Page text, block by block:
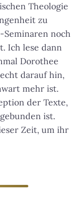
Theologie
zu
noch
Ich lese dann
Dorothee
darauf hin,
mehr ist.
der Texte,
ist.
Zeit, um ihr